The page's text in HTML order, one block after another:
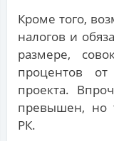
Кроме того,
налогов и
размере,
процентов от
проекта.
превышен, но
РК.